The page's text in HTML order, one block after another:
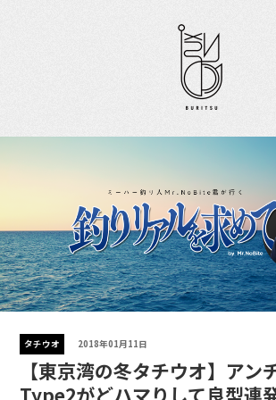
タチウオ 2018年01月11日
【東京湾の冬タチウオ】アン